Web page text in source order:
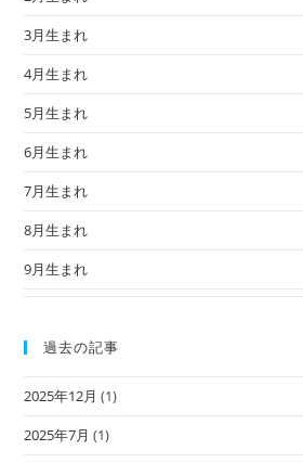
3月生まれ
4月生まれ
5月生まれ
6月生まれ
7月生まれ
8月生まれ
9月生まれ
過去の記事
2025年12月 (1)
2025年7月 (1)